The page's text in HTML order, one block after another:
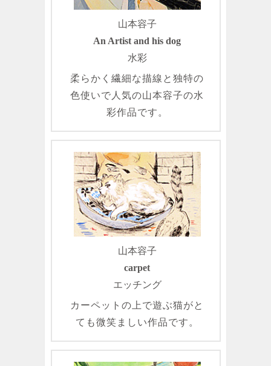
山本容子
An Artist and his dog
水彩
柔らかく繊細な描線と独特の
色使いで人気の山本容子の水
彩作品です。
山本容子
carpet
エッチング
カーペットの上で遊ぶ猫がと
ても微笑ましい作品です。